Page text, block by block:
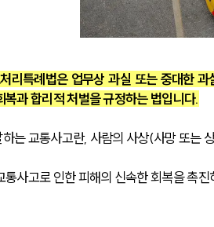
리특례법은 업무상 과실 또는 중대한
복과 합리적 처벌을 규정하는 법입니다.
는 교통사고란, 사람의 사상(사망 또는
통사고로 인한 피해의 신속한 회복을 촉